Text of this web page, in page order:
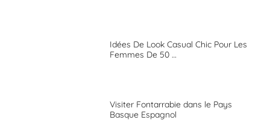
Idées De Look Casual Chic Pour Les
Femmes De 50 …
Visiter Fontarrabie dans le Pays
Basque Espagnol